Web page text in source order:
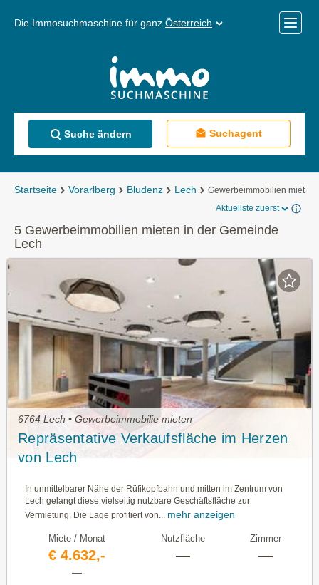
Die Immosuchmaschine für ganz Österreich
Menü
Suche ändern Suchagent
Startseite Vorarlberg Bludenz Lech
Gewerbeimmobilien mieten
Aktuellste zuerst
5 Gewerbeimmobilien mieten in der Gemeinde
Lech
6764 Lech • Gewerbeimmobilie mieten
Repräsentative Verkaufsfläche im Herzen
von Lech
In unmittelbarer Nähe der Rüfikopfbahn und mitten im Zentrum von
Lech gelangt diese vielseitig nutzbare Geschäftsfläche zur
Vermietung. Die Lage profitiert von...
mehr anzeigen
Miete / Monat
€ 4.632,-
—
Nutzfläche
—
Zimmer
—